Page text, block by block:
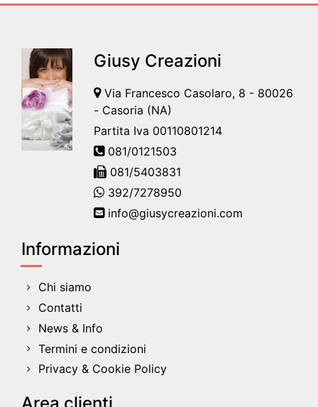
Giusy Creazioni
Via Francesco Casolaro, 8 - 80026
- Casoria (NA)
Partita Iva 00110801214
081/0121503
081/5403831
392/7278950
info@giusycreazioni.com
Informazioni
Chi siamo
Contatti
News & Info
Termini e condizioni
Privacy & Cookie Policy